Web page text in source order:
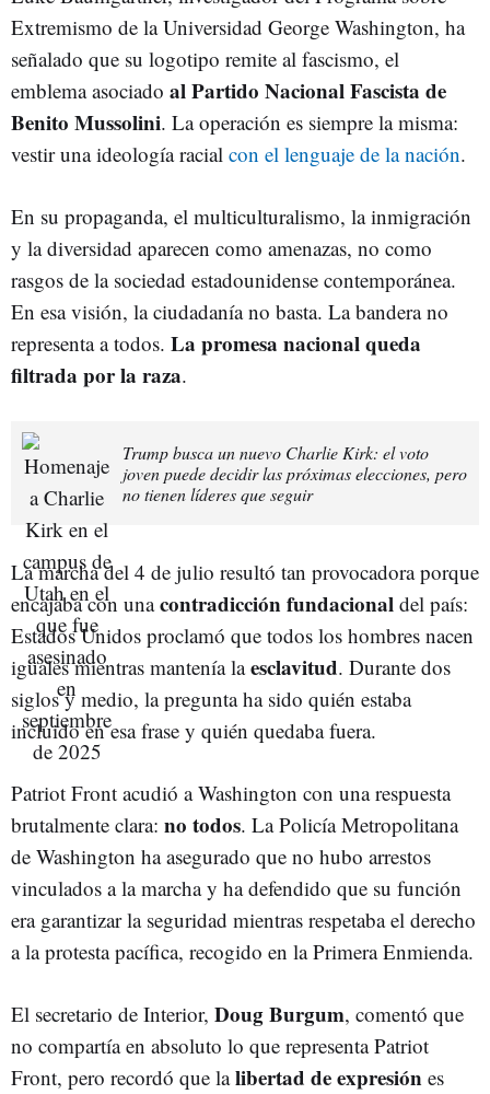
Extremismo de la Universidad George Washington, ha
señalado que su logotipo remite al fascismo, el
emblema asociado al Partido Nacional Fascista de
Benito Mussolini. La operación es siempre la misma:
vestir una ideología racial con el lenguaje de la nación.
En su propaganda, el multiculturalismo, la inmigración
y la diversidad aparecen como amenazas, no como
rasgos de la sociedad estadounidense contemporánea.
En esa visión, la ciudadanía no basta. La bandera no
representa a todos. La promesa nacional queda
filtrada por la raza.
Trump busca un nuevo Charlie Kirk: el voto
joven puede decidir las próximas elecciones, pero
no tienen líderes que seguir
La marcha del 4 de julio resultó tan provocadora porque
encajaba con unacontradicción fundacional del país:
Estados Unidos proclamó que todos los hombres nacen
iguales mientras mantenía laesclavitud. Durante dos
siglos y medio, la pregunta ha sido quién estaba
incluido en esa frase y quién quedaba fuera.
Patriot Front acudió a Washington con una respuesta
brutalmente clara: no todos. La Policía Metropolitana
de Washington ha asegurado que no hubo arrestos
vinculados a la marcha y ha defendido que su función
era garantizar la seguridad mientras respetaba el derecho
a la protesta pacífica, recogido en la Primera Enmienda.
El secretario de Interior, Doug Burgum, comentó que
no compartía en absoluto lo que representa Patriot
Front, pero recordó que lalibertad de expresión es